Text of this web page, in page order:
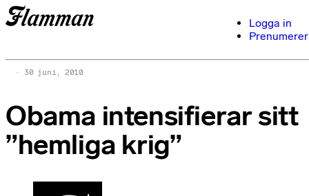
Logga in
30 juni, 2010
Obama intensifierar sitt
”hemliga krig”